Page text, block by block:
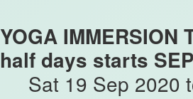
YOGA IMMERSION
half days starts
Sat 19 Sep 2020